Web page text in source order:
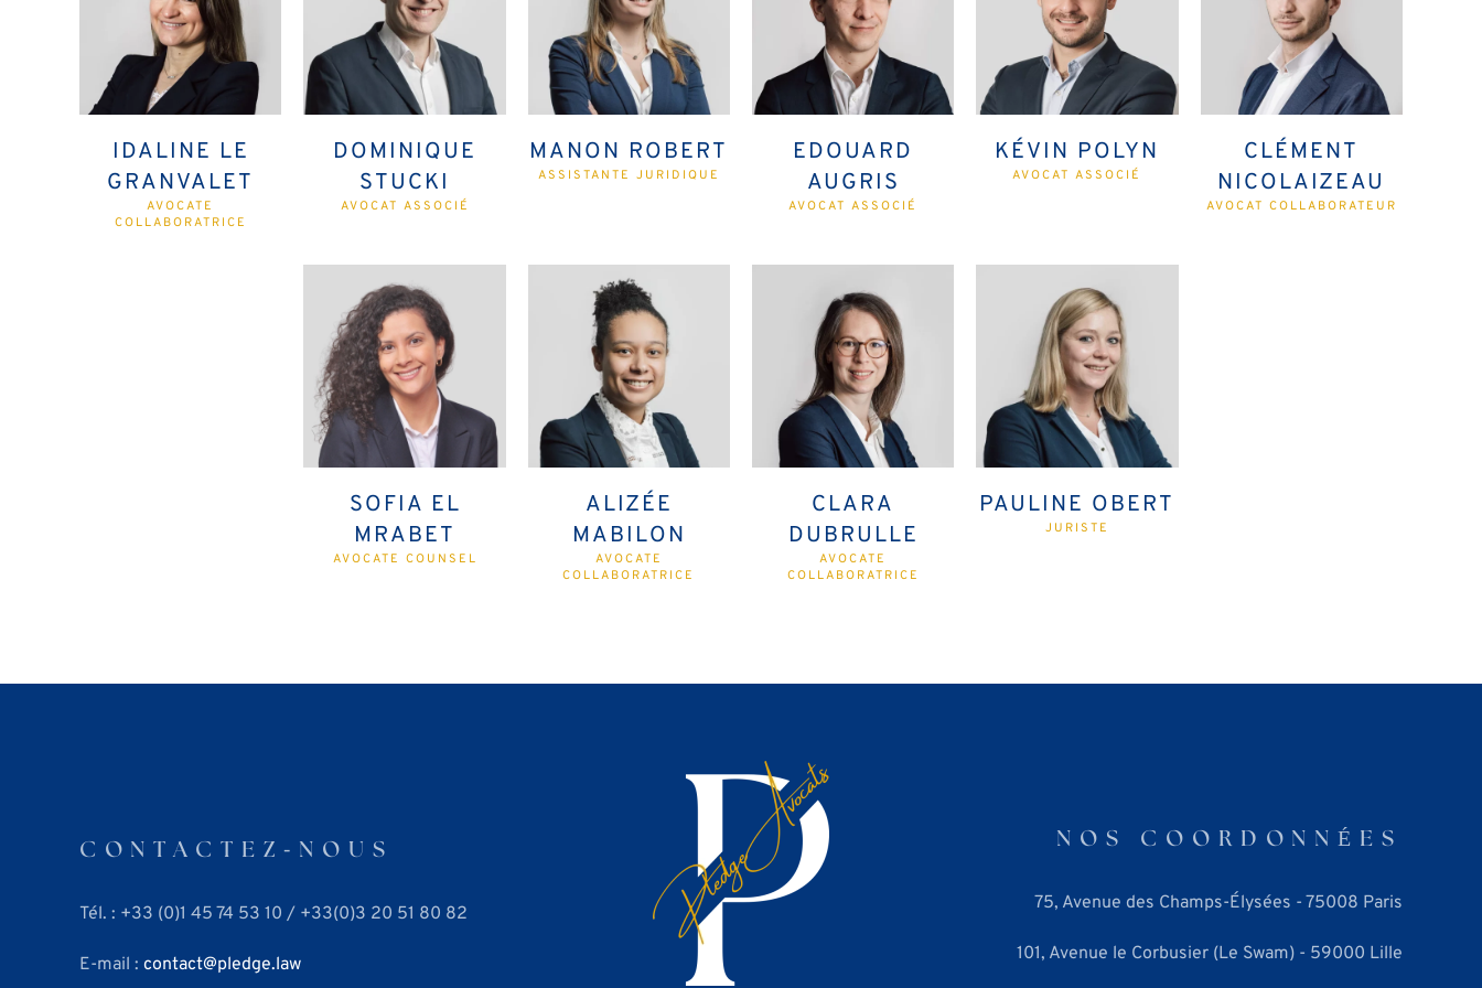
IDALINE LE
GRANVALET
AVOCATE
COLLABORATRICE
DOMINIQUE
STUCKI
AVOCAT ASSOCIÉ
MANON ROBERT
ASSISTANTE JURIDIQUE
EDOUARD
AUGRIS
AVOCAT ASSOCIÉ
KÉVIN POLYN
AVOCAT ASSOCIÉ
CLÉMENT
NICOLAIZEAU
AVOCAT COLLABORATEUR
SOFIA EL
MRABET
AVOCATE COUNSEL
ALIZÉE
MABILON
AVOCATE
COLLABORATRICE
CLARA
DUBRULLE
AVOCATE
COLLABORATRICE
PAULINE OBERT
JURISTE
CONTACTEZ⁃NOUS
Tél. : +33 (0)1 45 74 53 10 / +33(0)3 20 51 80 82
E-mail : contact pledge.law
NOS COORDONNÉES
75, Avenue des Champs-Élysées - 75008 Paris
101, Avenue le Corbusier (Le Swam) - 59000 Lille